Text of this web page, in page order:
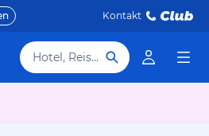
Kontakt
Hotel, Reiseziel